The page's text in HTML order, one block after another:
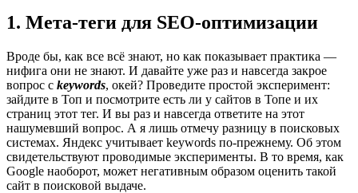
1. Мета-теги для SEO-оптимизации
Вроде бы, как все всё знают, но как показывает практика —
нифига они не знают. И давайте уже раз и навсегда закрое
вопрос с keywords, окей? Проведите простой эксперимент:
зайдите в Топ и посмотрите есть ли у сайтов в Топе и их
страниц этот тег. И вы раз и навсегда ответите на этот
нашумевший вопрос. А я лишь отмечу разницу в поисковых
системах. Яндекс учитывает keywords по-прежнему. Об этом
свидетельствуют проводимые эксперименты. В то время, как
Google наоборот, может негативным образом оценить такой
сайт в поисковой выдаче.